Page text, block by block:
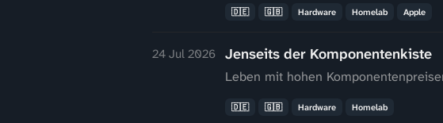
🇩🇪 🇬🇧 Hardware Homelab Apple
24 Jul 2026 Jenseits der Komponentenkiste
Leben mit hohen
🇩🇪 🇬🇧 Hardware Homelab